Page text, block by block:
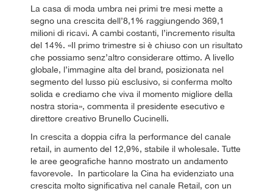
La casa di moda umbra nei primi tre mesi mette a
segno una crescita dell’8,1% raggiungendo 369,1
milioni di ricavi. A cambi costanti, l’incremento risulta
del 14%. «Il primo trimestre si è chiuso con un risultato
che possiamo senz’altro considerare ottimo. A livello
globale, l’immagine alta del brand, posizionata nel
segmento del lusso più esclusivo, si conferma molto
solida e crediamo che viva il momento migliore della
nostra storia», commenta il presidente esecutivo e
direttore creativo Brunello Cucinelli.
In crescita a doppia cifra la performance del canale
retail, in aumento del 12,9%, stabile il wholesale. Tutte
le aree geografiche hanno mostrato un andamento
favorevole. In particolare la Cina ha evidenziato una
crescita molto significativa nel canale Retail, con un